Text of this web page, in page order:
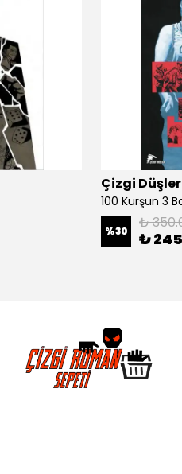
Çizgi Düşler
100 Kurşun 3
%30 ₺
₺